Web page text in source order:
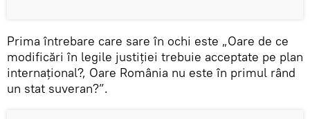
Prima întrebare care sare în ochi este „Oare de ce
modificări în legile justiției trebuie acceptate pe plan
internațional?, Oare România nu este în primul rând
un stat suveran?”.